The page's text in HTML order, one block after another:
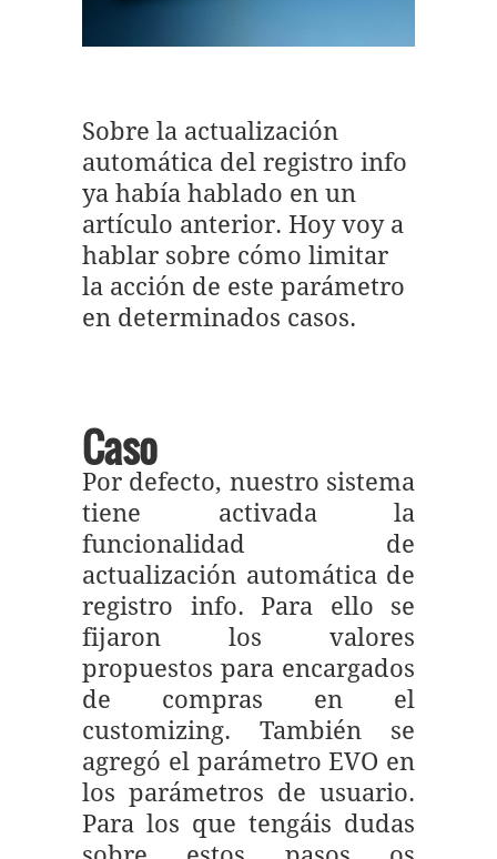
Sobre la actualización
automática del registro info
ya había hablado en un
artículo anterior. Hoy voy a
hablar sobre cómo limitar
la acción de este parámetro
en determinados casos.
Caso
Por defecto, nuestro sistema
tiene activada la
funcionalidad de
actualización automática de
registro info. Para ello se
fijaron los valores
propuestos para encargados
de compras en el
customizing. También se
agregó el parámetro EVO en
los parámetros de usuario.
Para los que tengáis dudas